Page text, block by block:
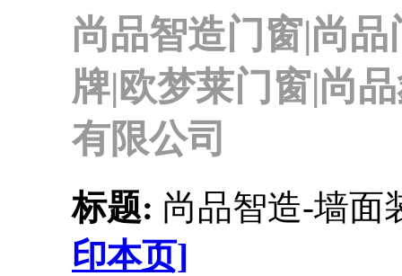
尚品智造门窗|尚
牌|欧梦莱门窗|尚
有限公司
标题: 尚品智造-墙面
印本页]